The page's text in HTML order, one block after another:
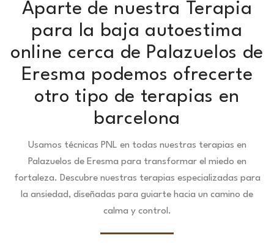
Aparte de nuestra Terapia
para la baja autoestima
online cerca de Palazuelos de
Eresma podemos ofrecerte
otro tipo de terapias en
barcelona
Usamos técnicas PNL en todas nuestras terapias en
Palazuelos de Eresma para transformar el miedo en
fortaleza. Descubre nuestras terapias especializadas para
la ansiedad, diseñadas para guiarte hacia un camino de
calma y control.